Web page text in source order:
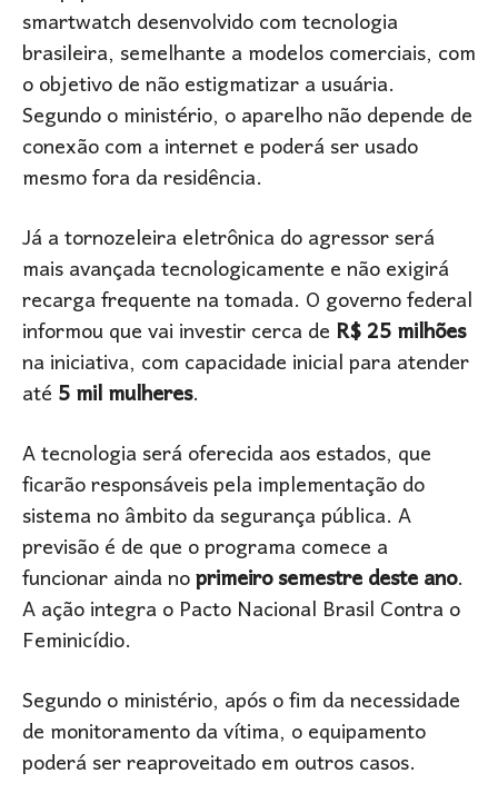
smartwatch desenvolvido com tecnologia
brasileira, semelhante a modelos comerciais, com
o objetivo de não estigmatizar a usuária.
Segundo o ministério, o aparelho não depende de
conexão com a internet e poderá ser usado
mesmo fora da residência.
Já a tornozeleira eletrônica do agressor será
mais avançada tecnologicamente e não exigirá
recarga frequente na tomada. O governo federal
informou que vai investir cerca deR$ 25 milhões
na iniciativa, com capacidade inicial para atender
até5 mil mulheres.
A tecnologia será oferecida aos estados, que
ficarão responsáveis pela implementação do
sistema no âmbito da segurança pública. A
previsão é de que o programa comece a
funcionar ainda noprimeiro semestre deste ano.
A ação integra o Pacto Nacional Brasil Contra o
Feminicídio.
Segundo o ministério, após o fim da necessidade
de monitoramento da vítima, o equipamento
poderá ser reaproveitado em outros casos.